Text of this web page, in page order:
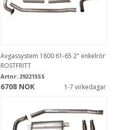
Avgassystem 1800 61-65 2" enkelrör
ROSTFRITT
Artnr: 292215SS
6708 NOK 1-7 virkedagar